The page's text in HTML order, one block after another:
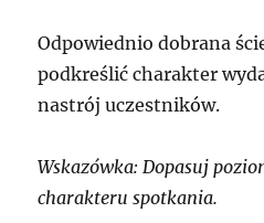
Odpowiednio dobrana
podkreślić charakter
nastrój uczestników.
Wskazówka: Dopasuj
charakteru spotkania.